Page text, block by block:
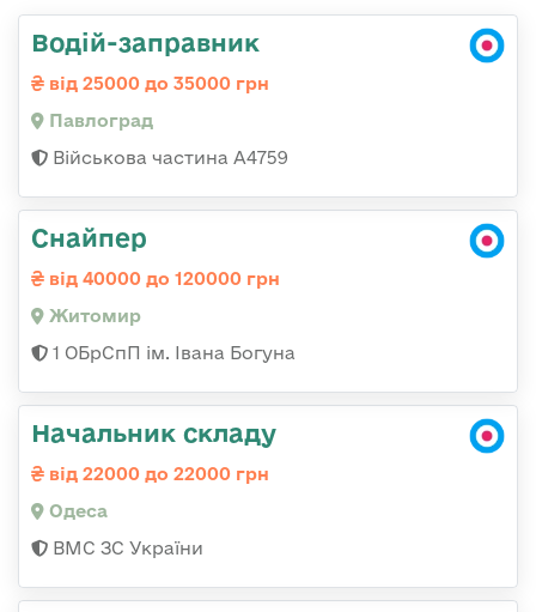
Водій-заправник
від 25000 до 35000 грн
Павлоград
Військова частина А4759
Снайпер
від 40000 до 120000 грн
Житомир
1 ОБрСпП ім. Івана Богуна
Начальник складу
від 22000 до 22000 грн
Одеса
ВМС ЗС України